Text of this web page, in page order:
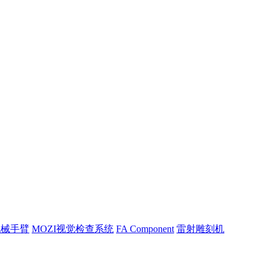
手臂 MOZI视觉检查系统 FA Component 雷射雕刻机